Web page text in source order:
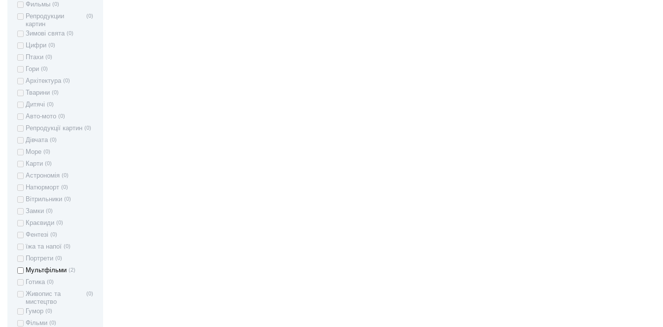
Фильмы (0)
Репродукции
картин
(0)
Зимові свята (0)
Цифри (0)
Птахи (0)
Гори (0)
Архітектура (0)
Тварини (0)
Дитячі (0)
Авто-мото (0)
Репродукції картин (0)
Дівчата (0)
Море (0)
Карти (0)
Астрономія (0)
Натюрморт (0)
Вітрильники (0)
Замки (0)
Краєвиди (0)
Фентезі (0)
їжа та напої (0)
Портрети (0)
Мультфільми (2)
Готика (0)
Живопис та
мистецтво
(0)
Гумор (0)
Фільми (0)